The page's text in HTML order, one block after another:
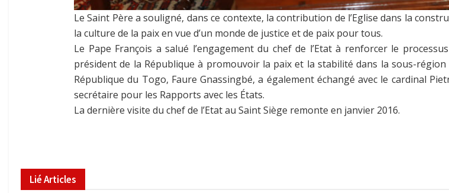
Le Saint Père a souligné, dans ce contexte, la contribution de l’Eglise dans la
la culture de la paix en vue d’un monde de justice et de paix pour tous.
Le Pape François a salué l’engagement du chef de l’Etat à renforcer le
président de la République à promouvoir la paix et la stabilité dans la sous-
République du Togo, Faure Gnassingbé, a également échangé avec le cardinal
secrétaire pour les Rapports avec les États.
La dernière visite du chef de l’Etat au Saint Siège remonte en janvier 2016.
LiéArticles